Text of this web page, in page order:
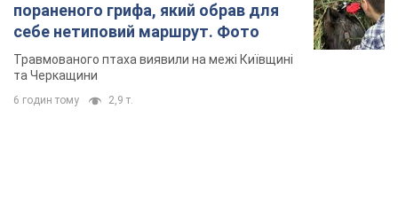
пораненого грифа, який обрав для
себе нетиповий маршрут. Фото
Травмованого птаха виявили на межі Київщині
та Черкащини
6 годин тому 2,9 т.